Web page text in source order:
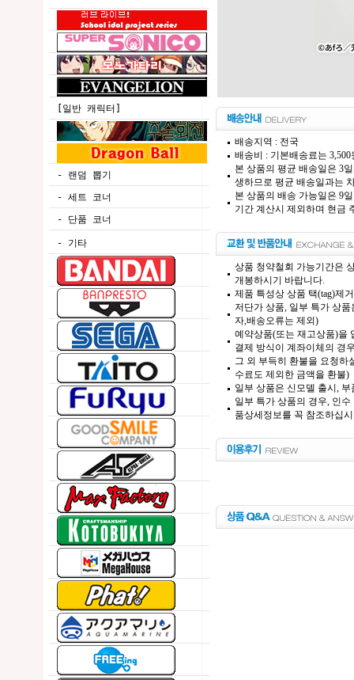
[일반 캐릭터]
- 랜덤 뽑기
- 세트 코너
- 단품 코너
- 기타
배송지역 : 전국
배송비 : 기본배송료는
본 상품의 평균 배송일은 3
생하므로 평균 배송일과는
본 상품의 배송 가능일은 9
기간 계산시 제외하며 현금
상품 청약철회 가능기간은
개봉하시기 바랍니다.
제품 특성상 상품 택(tag)제
저단가 상품, 일부 특가 상
자,배송오류는 제외)
예약상품(또는 재고상품)을
결제 방식이 계좌이체의 경
그 외 부득히 환불을 요청하
수료도 제외한 금액을 환불)
일부 상품은 신모델 출시,
일부 특가 상품의 경우, 인
품상세정보를 꼭 참조하십